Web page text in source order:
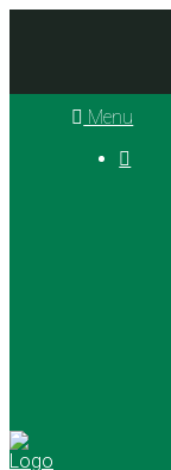
Menu
